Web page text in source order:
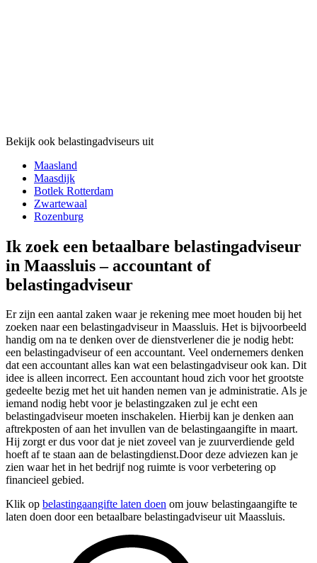
Bekijk ook belastingadviseurs uit
Maasland
Maasdijk
Botlek Rotterdam
Zwartewaal
Rozenburg
Ik zoek een betaalbare belastingadviseur
in Maassluis – accountant of
belastingadviseur
Er zijn een aantal zaken waar je rekening mee moet houden bij het
zoeken naar een belastingadviseur in Maassluis. Het is bijvoorbeeld
handig om na te denken over de dienstverlener die je nodig hebt:
een belastingadviseur of een accountant. Veel ondernemers denken
dat een accountant alles kan wat een belastingadviseur ook kan. Dit
idee is alleen incorrect. Een accountant houd zich voor het grootste
gedeelte bezig met het uit handen nemen van je administratie. Als je
iemand nodig hebt voor je belastingzaken zul je echt een
belastingadviseur moeten inschakelen. Hierbij kan je denken aan
aftrekposten of aan het invullen van de belastingaangifte in maart.
Hij zorgt er dus voor dat je niet zoveel van je zuurverdiende geld
hoeft af te staan aan de belastingdienst.Door deze adviezen kan je
zien waar het in het bedrijf nog ruimte is voor verbetering op
financieel gebied.
Klik op belastingaangifte laten doen om jouw belastingaangifte te
laten doen door een betaalbare belastingadviseur uit Maassluis.